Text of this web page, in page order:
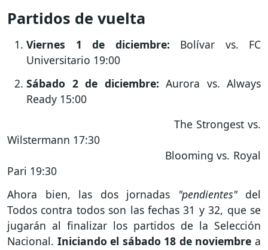
Partidos de vuelta
Viernes 1 de diciembre: Bolívar vs. FC
Universitario 19:00
Sábado 2 de diciembre: Aurora vs. Always
Ready 15:00
The Strongest vs.
Wilstermann 17:30
Blooming vs. Royal
Pari 19:30
Ahora bien, las dos jornadas "pendientes"del
Todos contra todos son las fechas 31 y 32, que se
jugarán al finalizar los partidos de la Selección
Nacional. Iniciando el sábado 18 de noviembre a